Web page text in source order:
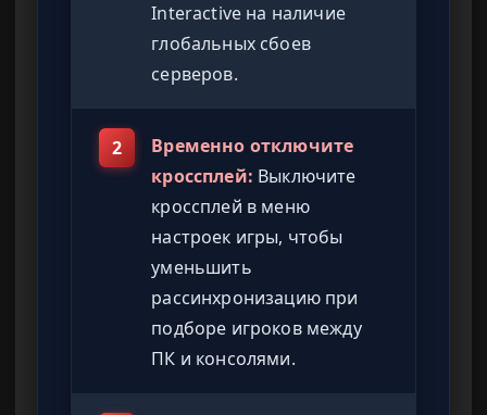
Interactive на наличие
глобальных сбоев
серверов.
2
Временно отключите
кроссплей: Выключите
кроссплей в меню
настроек игры, чтобы
уменьшить
рассинхронизацию при
подборе игроков между
ПК и консолями.